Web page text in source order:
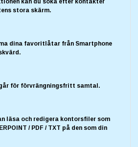
kan du söka efter kontakter
stora skärm.
dina favoritlåtar från Smartphone
för förvrängningsfritt samtal.
läsa och redigera kontorsfiler som
/ PDF / TXT på den som din